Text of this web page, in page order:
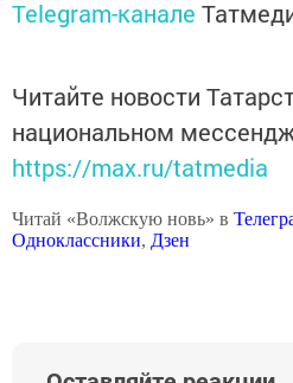
Telegram-канале
Читайте новости
национальном
https://max.ru/tatmedia
Читай «Волжскую новь» в
Одноклассники, Дзен